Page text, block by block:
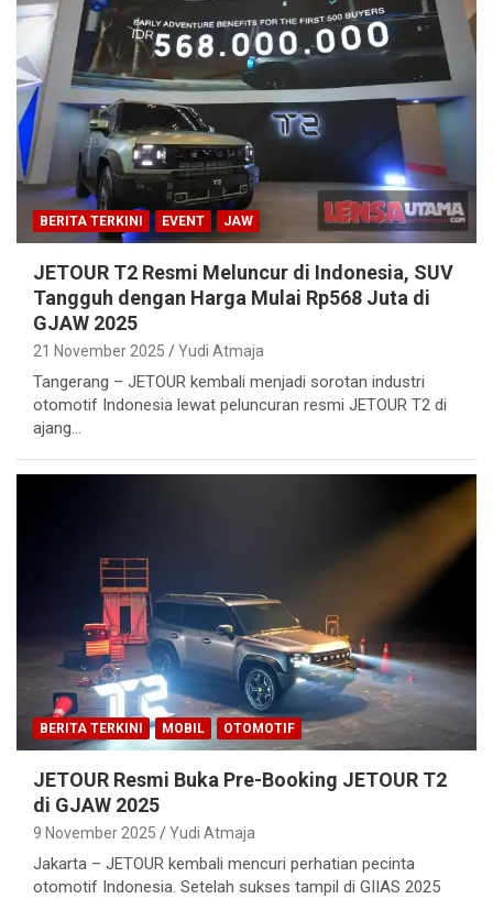
BERITA TERKINI EVENT JAW
JETOUR T2 Resmi Meluncur di Indonesia, SUV
Tangguh dengan Harga Mulai Rp568 Juta di
GJAW 2025
21 November 2025 Yudi Atmaja
Tangerang – JETOUR kembali menjadi sorotan industri
otomotif Indonesia lewat peluncuran resmi JETOUR T2 di
ajang…
BERITA TERKINI MOBIL OTOMOTIF
JETOUR Resmi Buka Pre-Booking JETOUR T2
di GJAW 2025
9 November 2025 Yudi Atmaja
Jakarta – JETOUR kembali mencuri perhatian pecinta
otomotif Indonesia. Setelah sukses tampil di GIIAS 2025